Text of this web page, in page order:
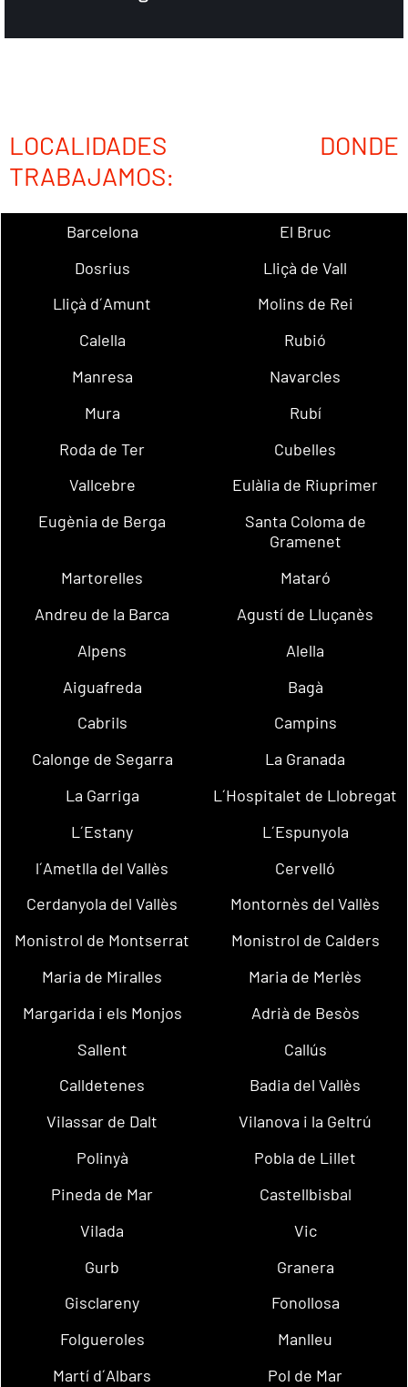
LOCALIDADES DONDE
TRABAJAMOS:
Barcelona
El Bruc
Dosrius
Lliçà de Vall
Lliçà d´Amunt
Molins de Rei
Calella
Rubió
Manresa
Navarcles
Mura
Rubí
Roda de Ter
Cubelles
Vallcebre
Eulàlia de Riuprimer
Eugènia de Berga
Santa Coloma de
Gramenet
Martorelles
Mataró
Andreu de la Barca
Agustí de Lluçanès
Alpens
Alella
Aiguafreda
Bagà
Cabrils
Campins
Calonge de Segarra
La Granada
La Garriga
L´Hospitalet de Llobregat
L´Estany
L´Espunyola
l´Ametlla del Vallès
Cervelló
Cerdanyola del Vallès
Montornès del Vallès
Monistrol de Montserrat
Monistrol de Calders
Maria de Miralles
Maria de Merlès
Margarida i els Monjos
Adrià de Besòs
Sallent
Callús
Calldetenes
Badia del Vallès
Vilassar de Dalt
Vilanova i la Geltrú
Polinyà
Pobla de Lillet
Pineda de Mar
Castellbisbal
Vilada
Vic
Gurb
Granera
Gisclareny
Fonollosa
Folgueroles
Manlleu
Martí d´Albars
Pol de Mar